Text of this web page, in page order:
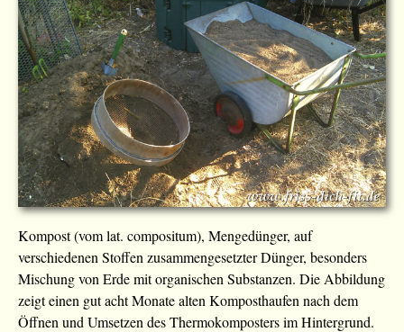
Kompost (vom lat. compositum), Mengedünger, auf
verschiedenen Stoffen zusammengesetzter Dünger, besonders
Mischung von Erde mit organischen Substanzen. Die Abbildung
zeigt einen gut acht Monate alten Komposthaufen nach dem
Öffnen und Umsetzen des Thermokomposters im Hintergrund.